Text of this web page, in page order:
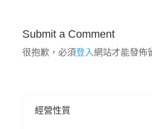
Submit a Comment
很抱歉，必須登入網站才能發佈
經營性質